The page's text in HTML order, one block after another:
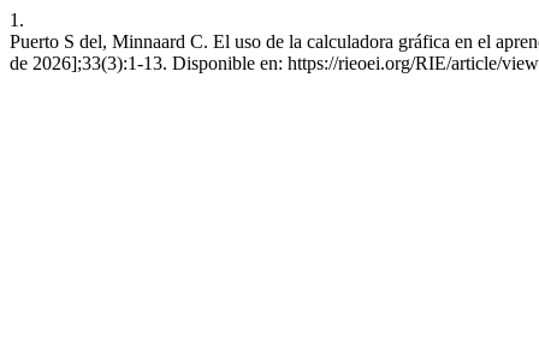
1.
Puerto S del, Minnaard C. El uso de la calculadora gráfica en el
de 2026];33(3):1-13. Disponible en: https://rieoei.org/RIE/article/